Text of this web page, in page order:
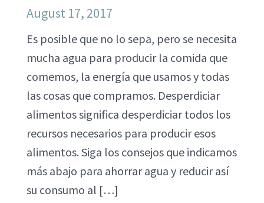
August 17, 2017
Es posible que no lo sepa, pero se necesita
mucha agua para producir la comida que
comemos, la energía que usamos y todas
las cosas que compramos. Desperdiciar
alimentos significa desperdiciar todos los
recursos necesarios para producir esos
alimentos. Siga los consejos que indicamos
más abajo para ahorrar agua y reducir así
su consumo al […]